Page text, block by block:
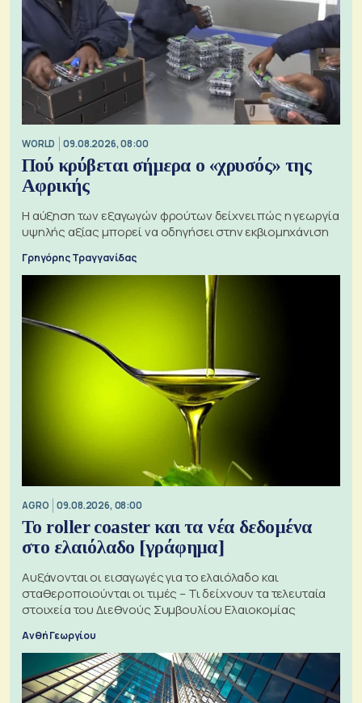
WORLD 09.08.2026, 08:00
Πού κρύβεται σήμερα ο «χρυσός» της
Αφρικής
Η αύξηση των εξαγωγών φρούτων δείχνει πώς η γεωργία
υψηλής αξίας μπορεί να οδηγήσει στην εκβιομηχάνιση
Γρηγόρης Τραγγανίδας
AGRO 09.08.2026, 08:00
Το roller coaster και τα νέα δεδομένα
στο ελαιόλαδο [γράφημα]
Αυξάνονται οι εισαγωγές για το ελαιόλαδο και
σταθεροποιούνται οι τιμές – Τι δείχνουν τα τελευταία
στοιχεία του Διεθνούς Συμβουλίου Ελαιοκομίας
Ανθή Γεωργίου